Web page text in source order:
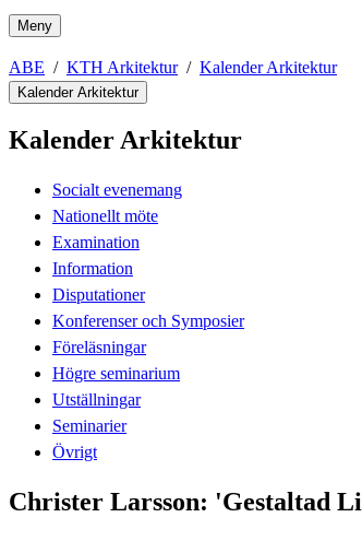
Meny
ABE KTH Arkitektur Kalender Arkitektur
Kalender Arkitektur
Kalender Arkitektur
Socialt evenemang
Nationellt möte
Examination
Information
Disputationer
Konferenser och Symposier
Föreläsningar
Högre seminarium
Utställningar
Seminarier
Övrigt
Christer Larsson: 'Gestaltad